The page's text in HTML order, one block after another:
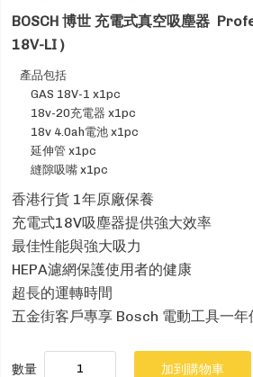
BOSCH 博世 充電式真空吸塵器
18V-LI )
產品包括
GAS 18V-1 x1pc
18v-20充電器 x1pc
18v 4.0ah電池 x1pc
延伸管 x1pc
縫隙吸嘴 x1pc
香港行貨 1年原廠保養
充電式18V吸塵器提供強大效率
最佳性能與強大吸力
HEPA濾網保護使用者的健康
超長的運轉時間
五金街客戶專享 Bosch 電動工具一年
數量 加到購物車